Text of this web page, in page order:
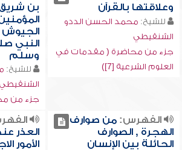
وعلاقتها بالقرآن
للشيخ: محمد الحسن الددو
الشنقيطي
جزء من محاضرة ( مقدمات في
العلوم الشرعية [7])
بن
الجيوش
النبي
وسلم
للشيخ:
الشنقيطي
جزء من
الفهرس:من صوارف
الهجرة , الصوارف
الحائلة بين الإنسان
العذر
الأمور